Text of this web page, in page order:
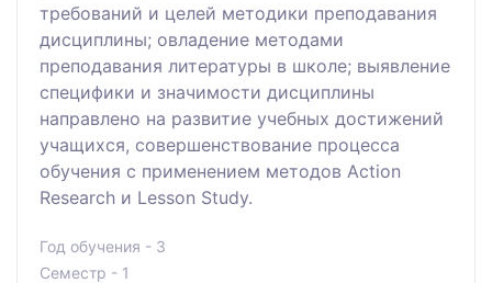
требований и целей методики преподавания
дисциплины; овладение методами
преподавания литературы в школе; выявление
специфики и значимости дисциплины
направлено на развитие учебных достижений
учащихся, совершенствование процесса
обучения с применением методов Action
Research и Lesson Study.
Год обучения - 3
Семестр - 1